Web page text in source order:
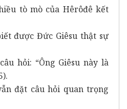
tò mò của Hêrôđê kết
được Đức Giêsu thật sự
hỏi: “Ông Giêsu này là
đặt câu hỏi quan trọng